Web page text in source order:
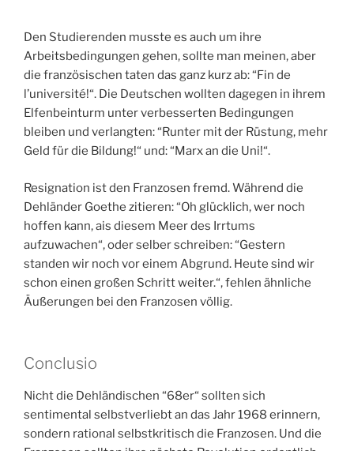
Den Studierenden musste es auch um ihre
Arbeitsbedingungen gehen, sollte man meinen, aber
die französischen taten das ganz kurz ab: “Fin de
l’université!“. Die Deutschen wollten dagegen in ihrem
Elfenbeinturm unter verbesserten Bedingungen
bleiben und verlangten: “Runter mit der Rüstung, mehr
Geld für die Bildung!“ und: “Marx an die Uni!“.
Resignation ist den Franzosen fremd. Während die
Dehländer Goethe zitieren: “Oh glücklich, wer noch
hoffen kann, ais diesem Meer des Irrtums
aufzuwachen“, oder selber schreiben: “Gestern
standen wir noch vor einem Abgrund. Heute sind wir
schon einen großen Schritt weiter.“, fehlen ähnliche
Äußerungen bei den Franzosen völlig.
Conclusio
Nicht die Dehländischen “68er“ sollten sich
sentimental selbstverliebt an das Jahr 1968 erinnern,
sondern rational selbstkritisch die Franzosen. Und die